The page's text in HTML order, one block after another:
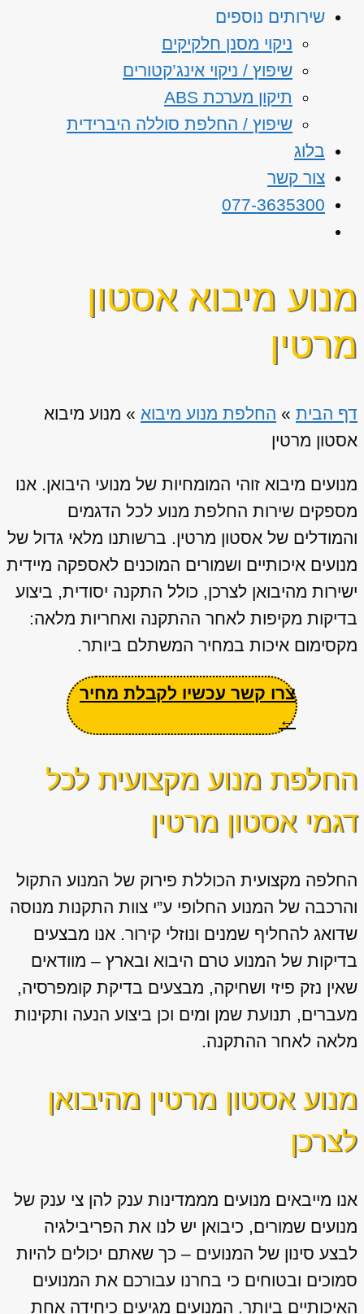
שירותים נוספים
ניקוי מסנן חלקיקים
שיפוץ / ניקוי אינג’קטורים
תיקון מערכת ABS
שיפוץ / החלפת סוללה היברידית
בלוג
צור קשר
077-3635300
מנוע מיבוא אסטון
מרטין
דף הבית » החלפת מנוע מיבוא » מנוע מיבוא
אסטון מרטין
מנועים מיבוא זוהי המומחיות של מנועי היבואן. אנו
מספקים שירות החלפת מנוע לכל הדגמים
והמודלים של אסטון מרטין. ברשותנו מלאי גדול של
מנועים איכותיים ושמורים המוכנים לאספקה מיידית
ישירות מהיבואן לצרכן, כולל התקנה יסודית, ביצוע
בדיקות מקיפות לאחר ההתקנה ואחריות מלאה:
מקסימום איכות במחיר המשתלם ביותר.
צרו קשר עכשיו לקבלת מחיר
←
החלפת מנוע מקצועית לכל
דגמי אסטון מרטין
החלפה מקצועית הכוללת פירוק של המנוע התקול
והרכבה של המנוע החלופי ע”י צוות התקנות מנוסה
שדואג להחליף שמנים ונוזלי קירור. אנו מבצעים
בדיקות של המנוע טרם היבוא ובארץ – מוודאים
שאין נזק פיזי ושחיקה, מבצעים בדיקת קומפרסיה,
מעברים, תנועת שמן ומים וכן ביצוע הנעה ותקינות
מלאה לאחר ההתקנה.
מנוע אסטון מרטין מהיבואן
לצרכן
אנו מייבאים מנועים מממדינות ענק להן צי ענק של
מנועים שמורים, כיבואן יש לנו את הפריבילגיה
לבצע סינון של המנועים – כך שאתם יכולים להיות
סמוכים ובטוחים כי בחרנו עבורכם את המנועים
האיכותיים ביותר. המנועים מגיעים כיחידה אחת